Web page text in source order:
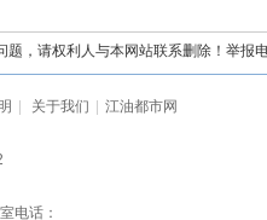
，请权利人与本网站联系删除！举报
关于我们
江油都市网
电话：